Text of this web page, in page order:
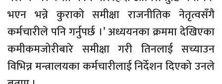
भएन भन्ने कुराको समीक्षा राजनीतिक नेतृत्वसँगै
कर्मचारीले पनि गर्नुपर्छ ।’ अध्ययनका क्रममा देखिएका
कमीकमजोरीबारे समीक्षा गरी तिनलाई सच्याउन
विभिन्न मन्त्रालयका कर्मचारीलाई निर्देशन दिएको उनले